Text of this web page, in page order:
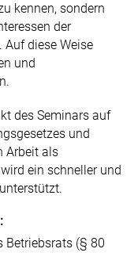
kennen, sondern
der
diese Weise
und
des Seminars auf
und
Arbeit als
ein schneller und
Betriebsrats (§ 80